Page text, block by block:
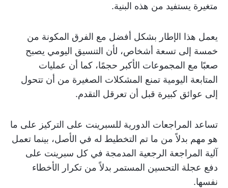
متغيرة يستفيد من هذه البنية.
يعمل هذا الإطار بشكل أفضل مع الفرق المكونة من
خمسة إلى تسعة أشخاص، لأن التنسيق اليومي يصبح
صعبًا مع المجموعات الأكبر حجمًا، كما أن عمليات
المتابعة اليومية تمنع المشكلات الصغيرة من أن تتحول
إلى عوائق كبيرة قبل أن تعرقل التقدم.
تساعد المراجعات الدورية للسبرينت على التركيز على ما
هو مهم بدلاً من ما تم التخطيط له في الأصل، بينما تعمل
آلية المراجعة الرجعية المدمجة في كل سبرينت على
دفع عجلة التحسين المستمر بدلاً من تكرار الأخطاء
نفسها.